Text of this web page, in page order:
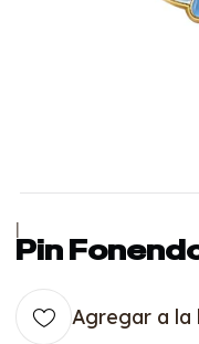
Pin
Agregar a